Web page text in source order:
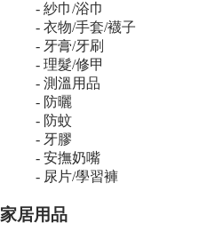
- 紗巾/浴巾
- 衣物/手套/襪子
- 牙膏/牙刷
- 理髮/修甲
- 測溫用品
- 防曬
- 防蚊
- 牙膠
- 安撫奶嘴
- 尿片/學習褲
家居用品